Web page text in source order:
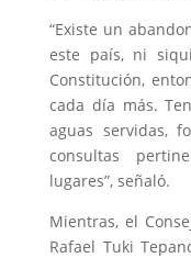
“Existe un
este país, ni
Constitución,
cada día más.
aguas servidas,
consultas
lugares”, señaló.
Mientras, el
Rafael Tuki